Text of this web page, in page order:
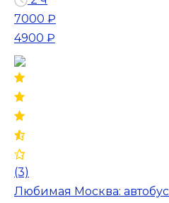
7000 ₽
4900 ₽
(3)
Любимая Москва: